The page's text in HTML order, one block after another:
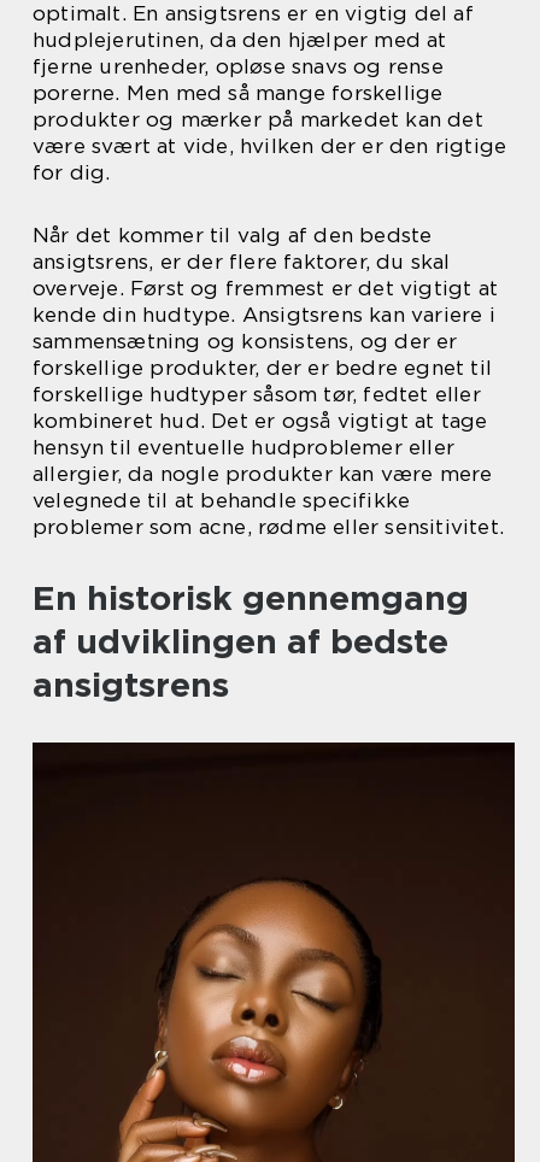
optimalt. En ansigtsrens er en vigtig del af
hudplejerutinen, da den hjælper med at
fjerne urenheder, opløse snavs og rense
porerne. Men med så mange forskellige
produkter og mærker på markedet kan det
være svært at vide, hvilken der er den rigtige
for dig.
Når det kommer til valg af den bedste
ansigtsrens, er der flere faktorer, du skal
overveje. Først og fremmest er det vigtigt at
kende din hudtype. Ansigtsrens kan variere i
sammensætning og konsistens, og der er
forskellige produkter, der er bedre egnet til
forskellige hudtyper såsom tør, fedtet eller
kombineret hud. Det er også vigtigt at tage
hensyn til eventuelle hudproblemer eller
allergier, da nogle produkter kan være mere
velegnede til at behandle specifikke
problemer som acne, rødme eller sensitivitet.
En historisk gennemgang
af udviklingen af bedste
ansigtsrens